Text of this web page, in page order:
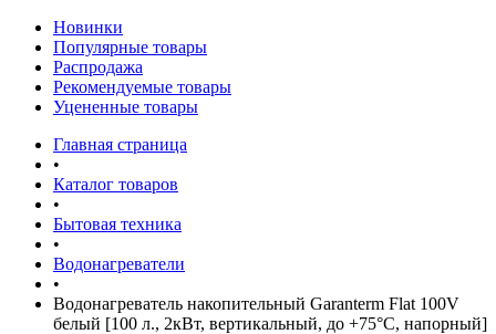
Новинки
Популярные товары
Распродажа
Рекомендуемые товары
Уцененные товары
Главная страница
•
Каталог товаров
•
Бытовая техника
•
Водонагреватели
•
Водонагреватель накопительный Garanterm Flat 100V
белый [100 л., 2кВт, вертикальный, до +75°С, напорный]